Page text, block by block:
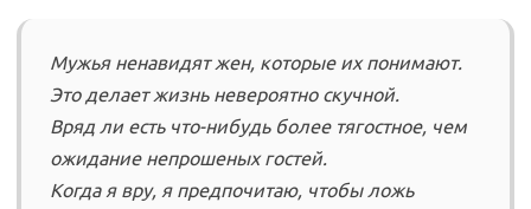
Мужья ненавидят жен, которые их понимают.
Это делает жизнь невероятно скучной.
Вряд ли есть что-нибудь более тягостное, чем
ожидание непрошеных гостей.
Когда я вру, я предпочитаю, чтобы ложь